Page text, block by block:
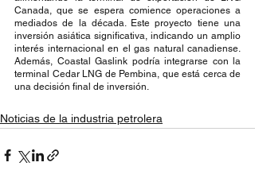
Canada, que se espera comience operaciones a
mediados de la década. Este proyecto tiene una
inversión asiática significativa, indicando un amplio
interés internacional en el gas natural canadiense.
Además, Coastal Gaslink podría integrarse con la
terminal Cedar LNG de Pembina, que está cerca de
una decisión final de inversión.
Noticias de la industria petrolera